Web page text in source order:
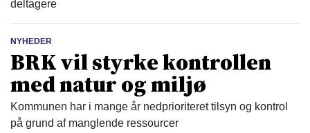
deltagere
NYHEDER
BRK vil styrke kontrollen
med natur og miljø
Kommunen har i mange år nedprioriteret tilsyn og kontrol
på grund af manglende ressourcer